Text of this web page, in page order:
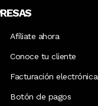
Afíliate ahora
Conoce tu cliente
Facturación electrónica
Botón de pagos